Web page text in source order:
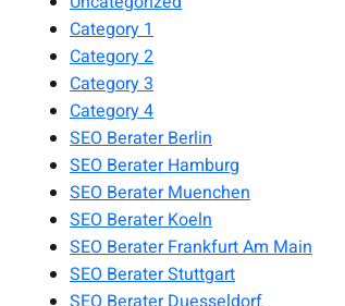
Category 1
Category 2
Category 3
Category 4
SEO Berater Berlin
SEO Berater Hamburg
SEO Berater Muenchen
SEO Berater Koeln
SEO Berater Frankfurt Am Main
SEO Berater Stuttgart